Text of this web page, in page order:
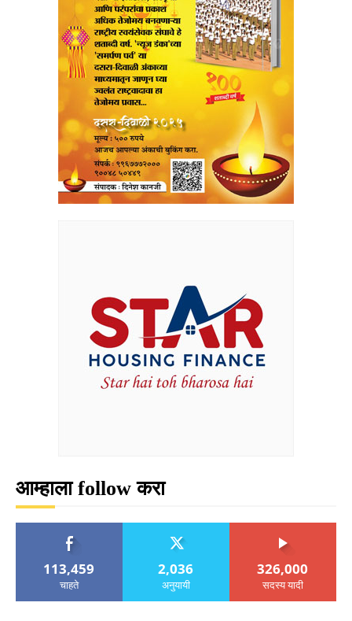
आम्हाला follow करा
113,459
चाहते
2,036
अनुयायी
326,000
सदस्य यादी